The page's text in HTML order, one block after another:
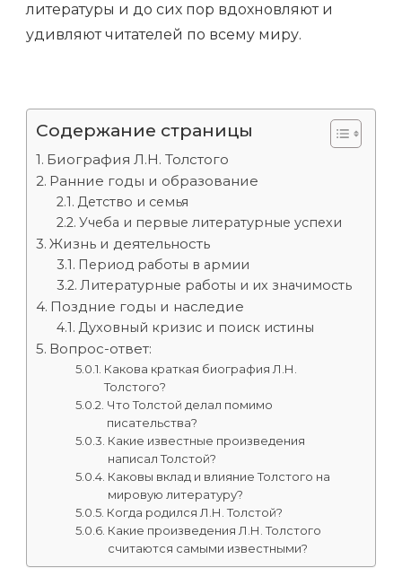
литературы и до сих пор вдохновляют и
удивляют читателей по всему миру.
Содержание страницы
Биография Л.Н. Толстого
Ранние годы и образование
Детство и семья
Учеба и первые литературные успехи
Жизнь и деятельность
Период работы в армии
Литературные работы и их значимость
Поздние годы и наследие
Духовный кризис и поиск истины
Вопрос-ответ:
Какова краткая биография Л.Н.
Толстого?
Что Толстой делал помимо
писательства?
Какие известные произведения
написал Толстой?
Каковы вклад и влияние Толстого на
мировую литературу?
Когда родился Л.Н. Толстой?
Какие произведения Л.Н. Толстого
считаются самыми известными?